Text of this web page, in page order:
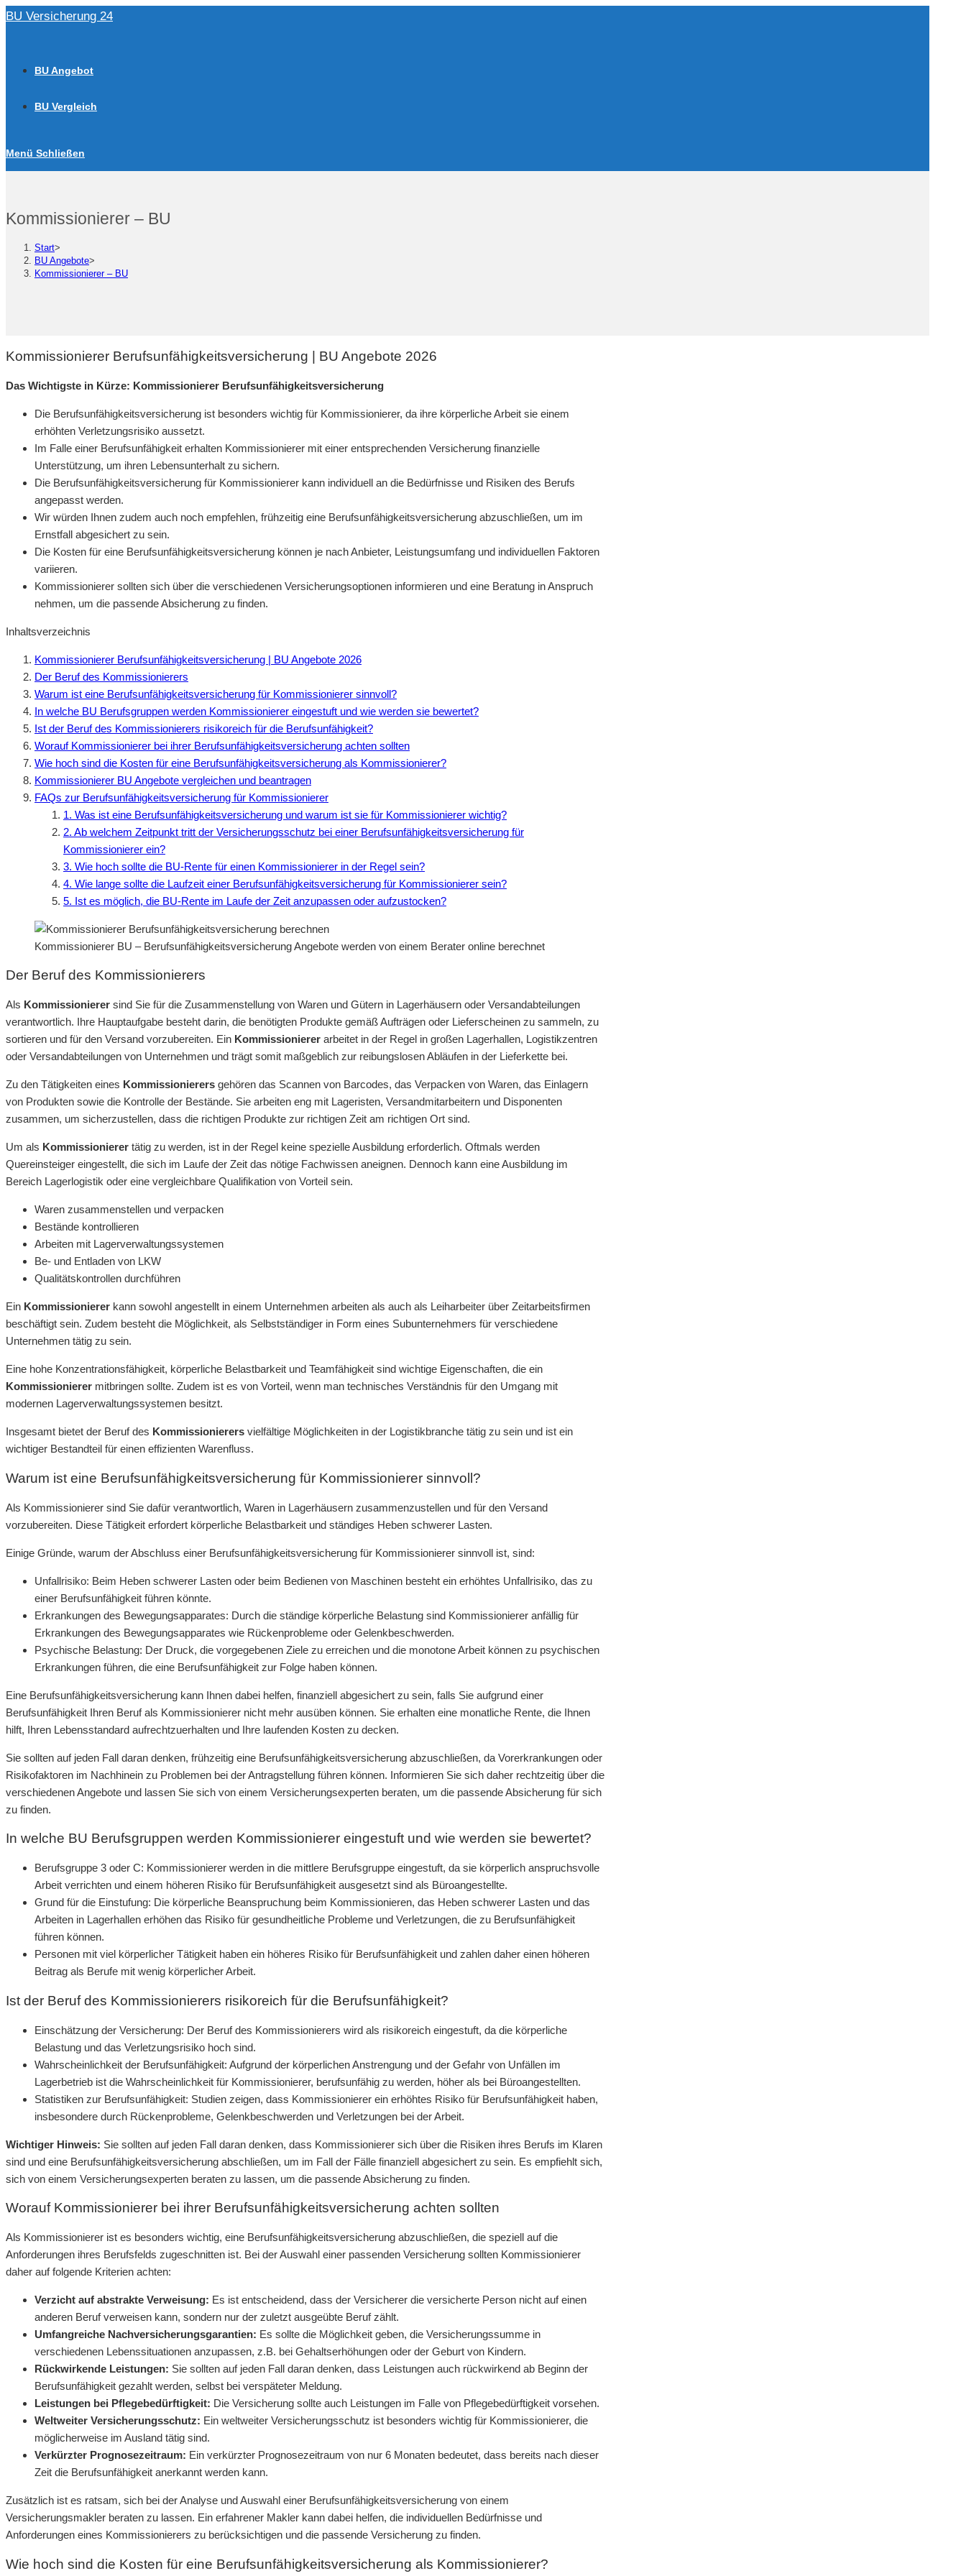
Zum
BU Versicherung 24
BU Angebot
BU Vergleich
Menü Schließen
Kommissionierer – BU
Start>
BU Angebote>
Kommissionierer – BU
Kommissionierer Berufsunfähigkeitsversicherung | BU Angebote 2026
Das Wichtigste in Kürze: Kommissionierer Berufsunfähigkeitsversicherung
Die Berufsunfähigkeitsversicherung ist besonders wichtig für Kommissionierer, da ihre körperliche Arbeit sie einem
erhöhten Verletzungsrisiko aussetzt.
Im Falle einer Berufsunfähigkeit erhalten Kommissionierer mit einer entsprechenden Versicherung finanzielle
Unterstützung, um ihren Lebensunterhalt zu sichern.
Die Berufsunfähigkeitsversicherung für Kommissionierer kann individuell an die Bedürfnisse und Risiken des Berufs
angepasst werden.
Wir würden Ihnen zudem auch noch empfehlen, frühzeitig eine Berufsunfähigkeitsversicherung abzuschließen, um im
Ernstfall abgesichert zu sein.
Die Kosten für eine Berufsunfähigkeitsversicherung können je nach Anbieter, Leistungsumfang und individuellen Faktoren
variieren.
Kommissionierer sollten sich über die verschiedenen Versicherungsoptionen informieren und eine Beratung in Anspruch
nehmen, um die passende Absicherung zu finden.
Inhaltsverzeichnis
Kommissionierer Berufsunfähigkeitsversicherung | BU Angebote 2026
Der Beruf des Kommissionierers
Warum ist eine Berufsunfähigkeitsversicherung für Kommissionierer sinnvoll?
In welche BU Berufsgruppen werden Kommissionierer eingestuft und wie werden sie bewertet?
Ist der Beruf des Kommissionierers risikoreich für die Berufsunfähigkeit?
Worauf Kommissionierer bei ihrer Berufsunfähigkeitsversicherung achten sollten
Wie hoch sind die Kosten für eine Berufsunfähigkeitsversicherung als Kommissionierer?
Kommissionierer BU Angebote vergleichen und beantragen
FAQs zur Berufsunfähigkeitsversicherung für Kommissionierer
1. Was ist eine Berufsunfähigkeitsversicherung und warum ist sie für Kommissionierer wichtig?
2. Ab welchem Zeitpunkt tritt der Versicherungsschutz bei einer Berufsunfähigkeitsversicherung für
Kommissionierer ein?
3. Wie hoch sollte die BU-Rente für einen Kommissionierer in der Regel sein?
4. Wie lange sollte die Laufzeit einer Berufsunfähigkeitsversicherung für Kommissionierer sein?
5. Ist es möglich, die BU-Rente im Laufe der Zeit anzupassen oder aufzustocken?
Kommissionierer BU – Berufsunfähigkeitsversicherung Angebote werden von einem Berater online berechnet
Der Beruf des Kommissionierers
Als Kommissionierer sind Sie für die Zusammenstellung von Waren und Gütern in Lagerhäusern oder Versandabteilungen
verantwortlich. Ihre Hauptaufgabe besteht darin, die benötigten Produkte gemäß Aufträgen oder Lieferscheinen zu sammeln, zu
sortieren und für den Versand vorzubereiten. Ein Kommissionierer arbeitet in der Regel in großen Lagerhallen, Logistikzentren
oder Versandabteilungen von Unternehmen und trägt somit maßgeblich zur reibungslosen Abläufen in der Lieferkette bei.
Zu den Tätigkeiten eines Kommissionierers gehören das Scannen von Barcodes, das Verpacken von Waren, das Einlagern
von Produkten sowie die Kontrolle der Bestände. Sie arbeiten eng mit Lageristen, Versandmitarbeitern und Disponenten
zusammen, um sicherzustellen, dass die richtigen Produkte zur richtigen Zeit am richtigen Ort sind.
Um als Kommissionierer tätig zu werden, ist in der Regel keine spezielle Ausbildung erforderlich. Oftmals werden
Quereinsteiger eingestellt, die sich im Laufe der Zeit das nötige Fachwissen aneignen. Dennoch kann eine Ausbildung im
Bereich Lagerlogistik oder eine vergleichbare Qualifikation von Vorteil sein.
Waren zusammenstellen und verpacken
Bestände kontrollieren
Arbeiten mit Lagerverwaltungssystemen
Be- und Entladen von LKW
Qualitätskontrollen durchführen
Ein Kommissionierer kann sowohl angestellt in einem Unternehmen arbeiten als auch als Leiharbeiter über Zeitarbeitsfirmen
beschäftigt sein. Zudem besteht die Möglichkeit, als Selbstständiger in Form eines Subunternehmers für verschiedene
Unternehmen tätig zu sein.
Eine hohe Konzentrationsfähigkeit, körperliche Belastbarkeit und Teamfähigkeit sind wichtige Eigenschaften, die ein
Kommissionierer mitbringen sollte. Zudem ist es von Vorteil, wenn man technisches Verständnis für den Umgang mit
modernen Lagerverwaltungssystemen besitzt.
Insgesamt bietet der Beruf des Kommissionierers vielfältige Möglichkeiten in der Logistikbranche tätig zu sein und ist ein
wichtiger Bestandteil für einen effizienten Warenfluss.
Warum ist eine Berufsunfähigkeitsversicherung für Kommissionierer sinnvoll?
Als Kommissionierer sind Sie dafür verantwortlich, Waren in Lagerhäusern zusammenzustellen und für den Versand
vorzubereiten. Diese Tätigkeit erfordert körperliche Belastbarkeit und ständiges Heben schwerer Lasten.
Einige Gründe, warum der Abschluss einer Berufsunfähigkeitsversicherung für Kommissionierer sinnvoll ist, sind:
Unfallrisiko: Beim Heben schwerer Lasten oder beim Bedienen von Maschinen besteht ein erhöhtes Unfallrisiko, das zu
einer Berufsunfähigkeit führen könnte.
Erkrankungen des Bewegungsapparates: Durch die ständige körperliche Belastung sind Kommissionierer anfällig für
Erkrankungen des Bewegungsapparates wie Rückenprobleme oder Gelenkbeschwerden.
Psychische Belastung: Der Druck, die vorgegebenen Ziele zu erreichen und die monotone Arbeit können zu psychischen
Erkrankungen führen, die eine Berufsunfähigkeit zur Folge haben können.
Eine Berufsunfähigkeitsversicherung kann Ihnen dabei helfen, finanziell abgesichert zu sein, falls Sie aufgrund einer
Berufsunfähigkeit Ihren Beruf als Kommissionierer nicht mehr ausüben können. Sie erhalten eine monatliche Rente, die Ihnen
hilft, Ihren Lebensstandard aufrechtzuerhalten und Ihre laufenden Kosten zu decken.
Sie sollten auf jeden Fall daran denken, frühzeitig eine Berufsunfähigkeitsversicherung abzuschließen, da Vorerkrankungen oder
Risikofaktoren im Nachhinein zu Problemen bei der Antragstellung führen können. Informieren Sie sich daher rechtzeitig über die
verschiedenen Angebote und lassen Sie sich von einem Versicherungsexperten beraten, um die passende Absicherung für sich
zu finden.
In welche BU Berufsgruppen werden Kommissionierer eingestuft und wie werden sie bewertet?
Berufsgruppe 3 oder C: Kommissionierer werden in die mittlere Berufsgruppe eingestuft, da sie körperlich anspruchsvolle
Arbeit verrichten und einem höheren Risiko für Berufsunfähigkeit ausgesetzt sind als Büroangestellte.
Grund für die Einstufung: Die körperliche Beanspruchung beim Kommissionieren, das Heben schwerer Lasten und das
Arbeiten in Lagerhallen erhöhen das Risiko für gesundheitliche Probleme und Verletzungen, die zu Berufsunfähigkeit
führen können.
Personen mit viel körperlicher Tätigkeit haben ein höheres Risiko für Berufsunfähigkeit und zahlen daher einen höheren
Beitrag als Berufe mit wenig körperlicher Arbeit.
Ist der Beruf des Kommissionierers risikoreich für die Berufsunfähigkeit?
Einschätzung der Versicherung: Der Beruf des Kommissionierers wird als risikoreich eingestuft, da die körperliche
Belastung und das Verletzungsrisiko hoch sind.
Wahrscheinlichkeit der Berufsunfähigkeit: Aufgrund der körperlichen Anstrengung und der Gefahr von Unfällen im
Lagerbetrieb ist die Wahrscheinlichkeit für Kommissionierer, berufsunfähig zu werden, höher als bei Büroangestellten.
Statistiken zur Berufsunfähigkeit: Studien zeigen, dass Kommissionierer ein erhöhtes Risiko für Berufsunfähigkeit haben,
insbesondere durch Rückenprobleme, Gelenkbeschwerden und Verletzungen bei der Arbeit.
Wichtiger Hinweis: Sie sollten auf jeden Fall daran denken, dass Kommissionierer sich über die Risiken ihres Berufs im Klaren
sind und eine Berufsunfähigkeitsversicherung abschließen, um im Fall der Fälle finanziell abgesichert zu sein. Es empfiehlt sich,
sich von einem Versicherungsexperten beraten zu lassen, um die passende Absicherung zu finden.
Worauf Kommissionierer bei ihrer Berufsunfähigkeitsversicherung achten sollten
Als Kommissionierer ist es besonders wichtig, eine Berufsunfähigkeitsversicherung abzuschließen, die speziell auf die
Anforderungen ihres Berufsfelds zugeschnitten ist. Bei der Auswahl einer passenden Versicherung sollten Kommissionierer
daher auf folgende Kriterien achten:
Verzicht auf abstrakte Verweisung: Es ist entscheidend, dass der Versicherer die versicherte Person nicht auf einen
anderen Beruf verweisen kann, sondern nur der zuletzt ausgeübte Beruf zählt.
Umfangreiche Nachversicherungsgarantien: Es sollte die Möglichkeit geben, die Versicherungssumme in
verschiedenen Lebenssituationen anzupassen, z.B. bei Gehaltserhöhungen oder der Geburt von Kindern.
Rückwirkende Leistungen: Sie sollten auf jeden Fall daran denken, dass Leistungen auch rückwirkend ab Beginn der
Berufsunfähigkeit gezahlt werden, selbst bei verspäteter Meldung.
Leistungen bei Pflegebedürftigkeit: Die Versicherung sollte auch Leistungen im Falle von Pflegebedürftigkeit vorsehen.
Weltweiter Versicherungsschutz: Ein weltweiter Versicherungsschutz ist besonders wichtig für Kommissionierer, die
möglicherweise im Ausland tätig sind.
Verkürzter Prognosezeitraum: Ein verkürzter Prognosezeitraum von nur 6 Monaten bedeutet, dass bereits nach dieser
Zeit die Berufsunfähigkeit anerkannt werden kann.
Zusätzlich ist es ratsam, sich bei der Analyse und Auswahl einer Berufsunfähigkeitsversicherung von einem
Versicherungsmakler beraten zu lassen. Ein erfahrener Makler kann dabei helfen, die individuellen Bedürfnisse und
Anforderungen eines Kommissionierers zu berücksichtigen und die passende Versicherung zu finden.
Wie hoch sind die Kosten für eine Berufsunfähigkeitsversicherung als Kommissionierer?